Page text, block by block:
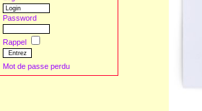
Password
Rappel
Mot de passe perdu